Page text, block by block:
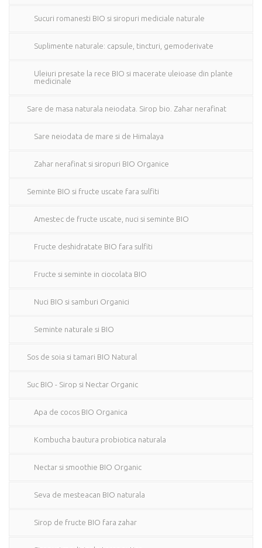
Sucuri romanesti BIO si siropuri mediciale naturale
Suplimente naturale: capsule, tincturi, gemoderivate
Uleiuri presate la rece BIO si macerate uleioase din plante
medicinale
Sare de masa naturala neiodata. Sirop bio. Zahar nerafinat
Sare neiodata de mare si de Himalaya
Zahar nerafinat si siropuri BIO Organice
Seminte BIO si fructe uscate fara sulfiti
Amestec de fructe uscate, nuci si seminte BIO
Fructe deshidratate BIO fara sulfiti
Fructe si seminte in ciocolata BIO
Nuci BIO si samburi Organici
Seminte naturale si BIO
Sos de soia si tamari BIO Natural
Suc BIO - Sirop si Nectar Organic
Apa de cocos BIO Organica
Kombucha bautura probiotica naturala
Nectar si smoothie BIO Organic
Seva de mesteacan BIO naturala
Sirop de fructe BIO fara zahar